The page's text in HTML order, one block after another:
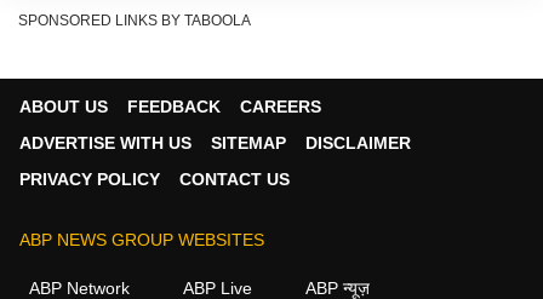
सप्लाई, STF ने इंटरनेशनल रैकेट का मास्टरमाइंड दबोचा
SPONSORED LINKS BY TABOOLA
ABOUT US FEEDBACK
CAREERS
ADVERTISE WITH US
SITEMAP
DISCLAIMER
PRIVACY POLICY
CONTACT US
ABP NEWS GROUP WEBSITES
ABP Network ABP Live ABP न्यूज़